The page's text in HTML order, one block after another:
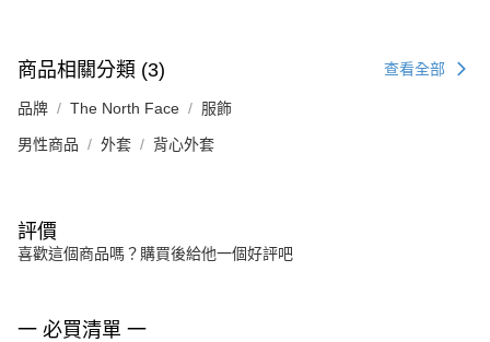
商品相關分類 (3) 查看全部
品牌 The North Face 服飾
男性商品 外套 背心外套
評價
喜歡這個商品嗎？購買後給他一個好評吧
一 必買清單 一